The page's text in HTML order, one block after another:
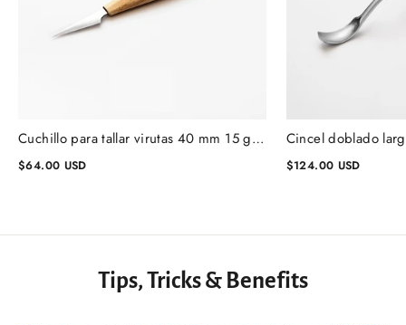
Cuchillo para tallar virutas 40 mm 15 grados, cuchillo para tallar madera para principiantes y profesionales, geométrico
$64.00 USD $124.00 USD
Tips, Tricks & Benefits